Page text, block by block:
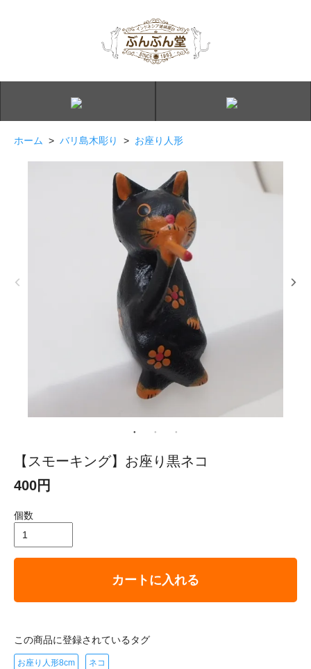
ホーム > バリ島木彫り > お座り人形
【スモーキング】お座り黒ネコ
400円
個数
カートに入れる
この商品に登録されているタグ
お座り人形8cm ネコ